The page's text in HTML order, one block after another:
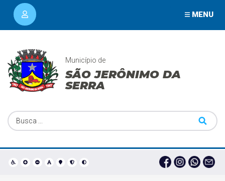
MENU
Município de
SÃO JERÔNIMO DA
SERRA